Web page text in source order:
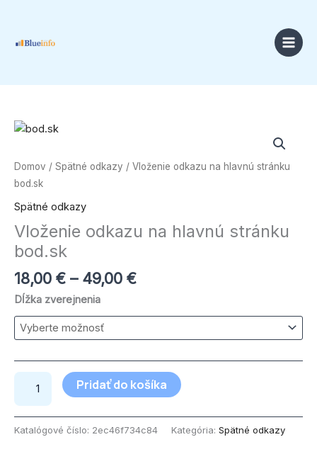
obsah
Domov / Spätné odkazy / Vloženie odkazu na hlavnú stránku
bod.sk
Spätné odkazy
Vloženie odkazu na hlavnú stránku
bod.sk
18,00 € – 49,00 €
18,00 €
Dĺžka zverejnenia
množstvo
odkazu
na
stránku
bod.sk
Pridať do košíka
Katalógové číslo: 2ec46f734c84 Kategória: Spätné odkazy